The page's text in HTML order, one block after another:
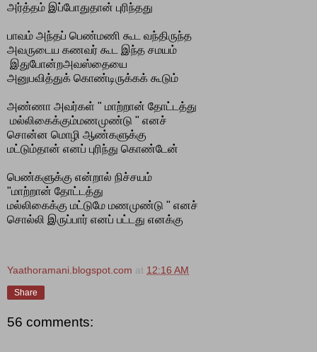
அர்த்தம் இப்போதுதான் புரிந்தது
பாவம் அந்தப் பெண்மணி கூட வந்திருந்த
அவருடைய கணவர் கூட இந்த சமயம்
இதுபோன்றஅவஸ்தையை
அனுபவித்துக் கொண்டிருக்கக் கூடும்
அண்ணா அவர்கள் " மாற்றான் தோட்டத்து
மல்லிகைக்கும்மணமுண்டு " எனச்
சொன்ன மொழி ஆண்களுக்கு
மட்டும்தான் எனப் புரிந்து கொண்டேன்
பெண்களுக்கு என்றால் நிச்சயம்
"மாற்றான் தோட்டத்து
மல்லிகைக்கு மட்டுமே மணமுண்டு " எனச்
சொல்லி இருப்பார் எனப் பட்டது எனக்கு
Yaathoramani.blogspot.com at 12:16 AM
Share
56 comments: